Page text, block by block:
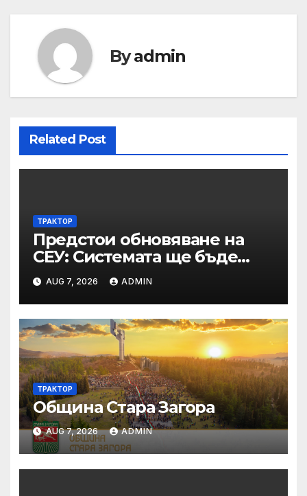
Byadmin
Related Post
ТРАКТОР
Предстои обновяване на
СЕУ: Системата ще бъде
временно недостъпна на 10
и 11 август 2026 г.
AUG 7, 2026 ADMIN
ТРАКТОР
Община Стара Загора
AUG 7, 2026 ADMIN